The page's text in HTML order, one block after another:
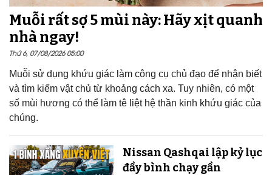
Muỗi rất sợ 5 mùi này: Hãy xịt quanh
nhà ngay!
Thứ 6, 07/08/2026 05:00
Muỗi sử dụng khứu giác làm công cụ chủ đạo để nhận biết
và tìm kiếm vật chủ từ khoảng cách xa. Tuy nhiên, có một
số mùi hương có thể làm tê liệt hệ thần kinh khứu giác của
chúng.
Nissan Qashqai lập kỷ lục
đầy bình chạy gần